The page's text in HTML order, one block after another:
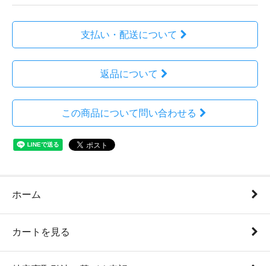
支払い・配送について
返品について
この商品について問い合わせる
ホーム
カートを見る